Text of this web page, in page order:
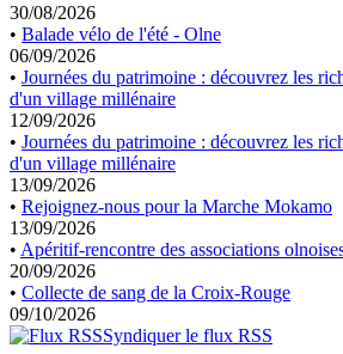
30/08/2026
• Balade vélo de l'été - Olne
06/09/2026
• Journées du patrimoine : découvrez les
d'un village millénaire
12/09/2026
• Journées du patrimoine : découvrez les
d'un village millénaire
13/09/2026
• Rejoignez-nous pour la Marche Mokamo
13/09/2026
• Apéritif-rencontre des associations
20/09/2026
• Collecte de sang de la Croix-Rouge
09/10/2026
Syndiquer le flux RSS